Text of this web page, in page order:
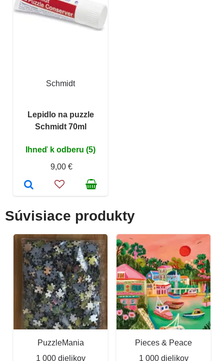
Schmidt
Lepidlo na puzzle
Schmidt 70ml
Ihneď k odberu (5)
9,00 €
Súvisiace produkty
PuzzleMania
1 000 dielikov
Pieces & Peace
1 000 dielikov